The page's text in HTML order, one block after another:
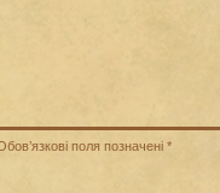
поля позначені *